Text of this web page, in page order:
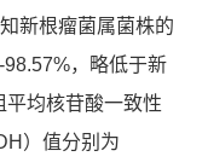
新根瘤菌属菌株的
，略低于新
均核苷酸一致性
）值分别为